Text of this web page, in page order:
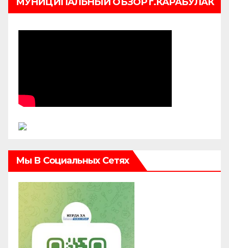
Мы В Социальных Сетях